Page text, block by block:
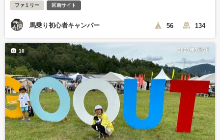
ファミリー 区画サイト
馬乗り初心者キャンパー 56 134
2023年9月6日
10